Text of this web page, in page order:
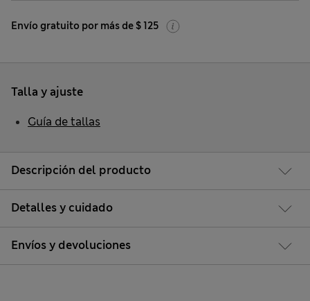
Envío gratuito por más de $ 125
Descripción del producto
Detalles y cuidado
Envíos y devoluciones
Talla y ajuste
Guía de tallas